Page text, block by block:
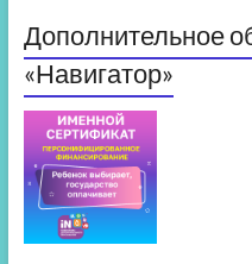
Дополнительное
«Навигатор»